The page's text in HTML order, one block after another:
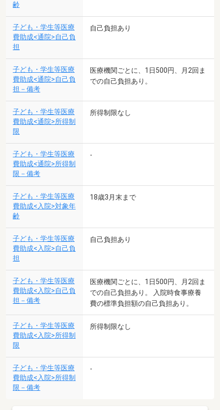
齢
子ども・学生等医療
費助成<通院>自己負
担
自己負担あり
子ども・学生等医療
費助成<通院>自己負
担－備考
医療機関ごとに、1日500円、月2回ま
での自己負担あり。
子ども・学生等医療
費助成<通院>所得制
限
所得制限なし
子ども・学生等医療
費助成<通院>所得制
限－備考
-
子ども・学生等医療
費助成<入院>対象年
齢
18歳3月末まで
子ども・学生等医療
費助成<入院>自己負
担
自己負担あり
子ども・学生等医療
費助成<入院>自己負
担－備考
医療機関ごとに、1日500円、月2回ま
での自己負担あり。 入院時食事療養
費の標準負担額の自己負担あり。
子ども・学生等医療
費助成<入院>所得制
限
所得制限なし
子ども・学生等医療
費助成<入院>所得制
限－備考
-